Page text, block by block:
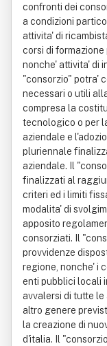
confronti dei
a condizioni
attivita' di
corsi di
nonche' attivita' di
"consorzio" potra'
necessari o utili
compresa la
tecnologico o per
aziendale e
pluriennale
aziendale. Il
finalizzati al
criteri ed i limiti
modalita' di
apposito
consorziati. Il
provvidenze
regione, nonche' i
enti pubblici locali
avvalersi di tutte
altro genere
la creazione di
d'italia. Il